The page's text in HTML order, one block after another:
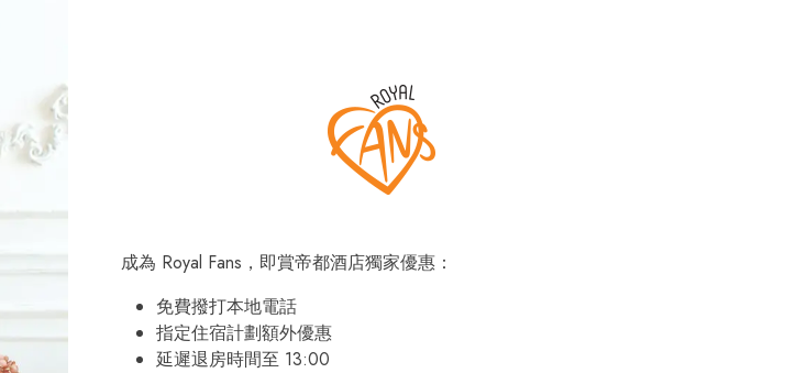
成為 Royal Fans，即賞帝都酒店獨家優惠：
免費撥打本地電話
指定住宿計劃額外優惠
延遲退房時間至 13:00